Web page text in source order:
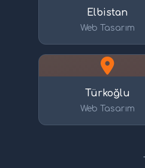
Elbistan
Web Tasarım
Türkoğlu
Web Tasarım